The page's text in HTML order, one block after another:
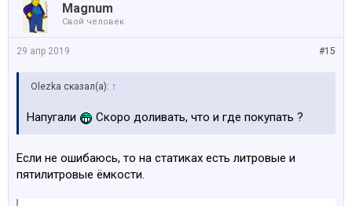
Magnum
Свой человек
#15
29 апр 2019
Olezka сказал(а): ↑
Напугали Скоро доливать, что и где покупать ?
Если не ошибаюсь, то на статиках есть литровые и
пятилитровые ёмкости.